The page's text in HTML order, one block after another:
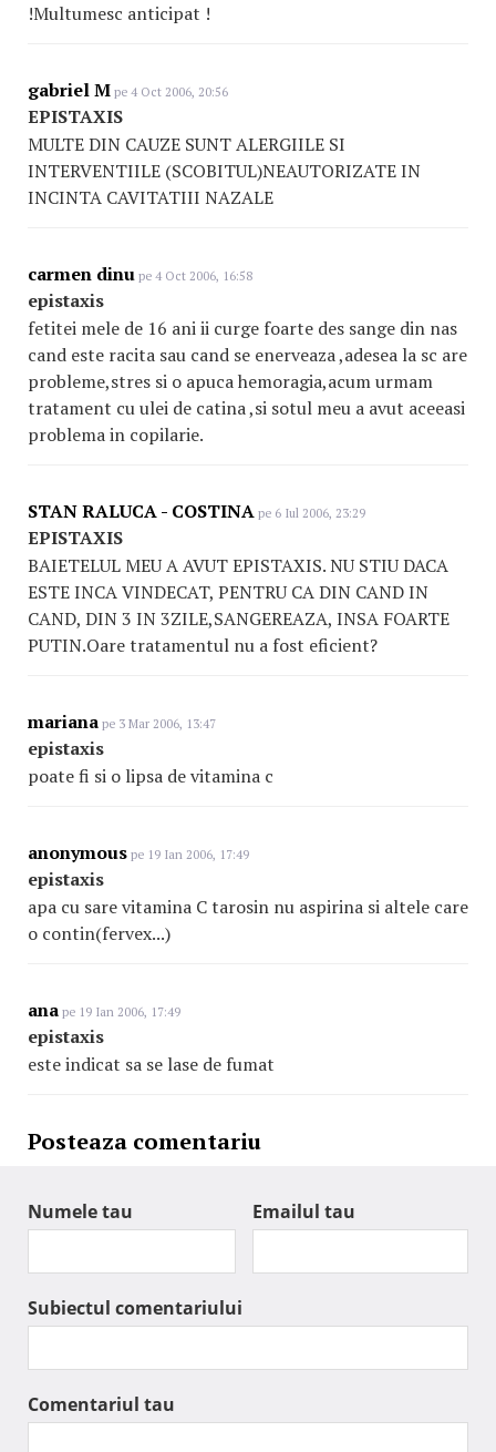
!Multumesc anticipat !
gabriel M pe 4 Oct 2006, 20:56
EPISTAXIS
MULTE DIN CAUZE SUNT ALERGIILE SI
INTERVENTIILE (SCOBITUL)NEAUTORIZATE IN
INCINTA CAVITATIII NAZALE
carmen dinu pe 4 Oct 2006, 16:58
epistaxis
fetitei mele de 16 ani ii curge foarte des sange din nas
cand este racita sau cand se enerveaza ,adesea la sc are
probleme,stres si o apuca hemoragia,acum urmam
tratament cu ulei de catina ,si sotul meu a avut aceeasi
problema in copilarie.
STAN RALUCA - COSTINA pe 6 Iul 2006, 23:29
EPISTAXIS
BAIETELUL MEU A AVUT EPISTAXIS. NU STIU DACA
ESTE INCA VINDECAT, PENTRU CA DIN CAND IN
CAND, DIN 3 IN 3ZILE,SANGEREAZA, INSA FOARTE
PUTIN.Oare tratamentul nu a fost eficient?
mariana pe 3 Mar 2006, 13:47
epistaxis
poate fi si o lipsa de vitamina c
anonymous pe 19 Ian 2006, 17:49
epistaxis
apa cu sare vitamina C tarosin nu aspirina si altele care
o contin(fervex...)
ana pe 19 Ian 2006, 17:49
epistaxis
este indicat sa se lase de fumat
Posteaza comentariu
Numele tau Emailul tau
Subiectul comentariului
Comentariul tau